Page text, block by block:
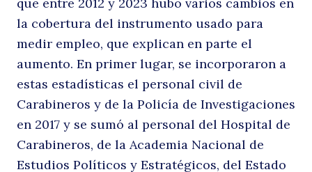
que entre 2012 y 2023 hubo varios cambios en
la cobertura del instrumento usado para
medir empleo, que explican en parte el
aumento. En primer lugar, se incorporaron a
estas estadísticas el personal civil de
Carabineros y de la Policía de Investigaciones
en 2017 y se sumó al personal del Hospital de
Carabineros, de la Academia Nacional de
Estudios Políticos y Estratégicos, del Estado